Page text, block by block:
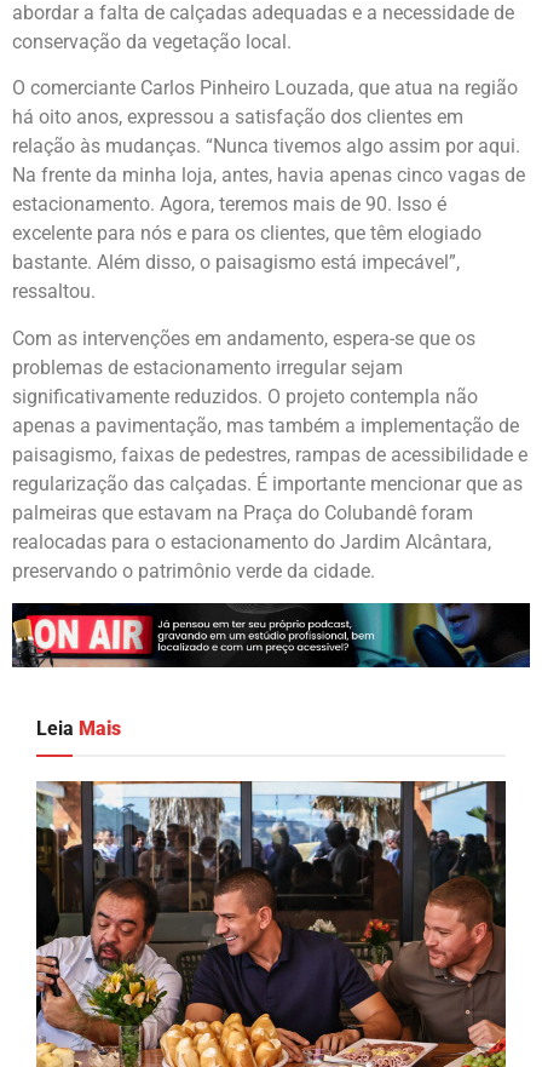
abordar a falta de calçadas adequadas e a necessidade de
conservação da vegetação local.
O comerciante Carlos Pinheiro Louzada, que atua na região
há oito anos, expressou a satisfação dos clientes em
relação às mudanças. “Nunca tivemos algo assim por aqui.
Na frente da minha loja, antes, havia apenas cinco vagas de
estacionamento. Agora, teremos mais de 90. Isso é
excelente para nós e para os clientes, que têm elogiado
bastante. Além disso, o paisagismo está impecável”,
ressaltou.
Com as intervenções em andamento, espera-se que os
problemas de estacionamento irregular sejam
significativamente reduzidos. O projeto contempla não
apenas a pavimentação, mas também a implementação de
paisagismo, faixas de pedestres, rampas de acessibilidade e
regularização das calçadas. É importante mencionar que as
palmeiras que estavam na Praça do Colubandê foram
realocadas para o estacionamento do Jardim Alcântara,
preservando o patrimônio verde da cidade.
Leia Mais